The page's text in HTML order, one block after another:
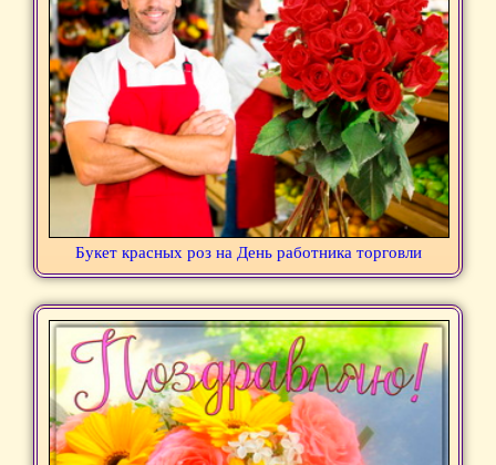
Букет красных роз на День работника торговли